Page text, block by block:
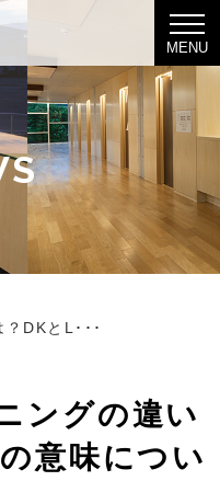
MENU
？DKとL･･･
ングの違い
意味につい